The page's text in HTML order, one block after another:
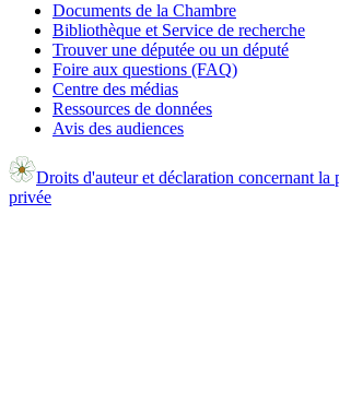
Documents de la Chambre
Bibliothèque et Service de recherche
Trouver une députée ou un député
Foire aux questions (FAQ)
Centre des médias
Ressources de données
Avis des audiences
Droits d'auteur et déclaration concernant la
privée